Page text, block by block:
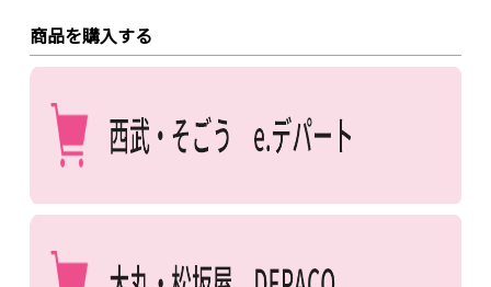
商品を購入する